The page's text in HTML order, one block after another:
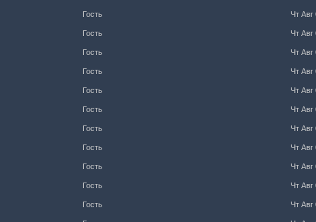
Гость Чт Авг
Гость Чт Авг
Гость Чт Авг
Гость Чт Авг
Гость Чт Авг
Гость Чт Авг
Гость Чт Авг
Гость Чт Авг
Гость Чт Авг
Гость Чт Авг
Гость Чт Авг